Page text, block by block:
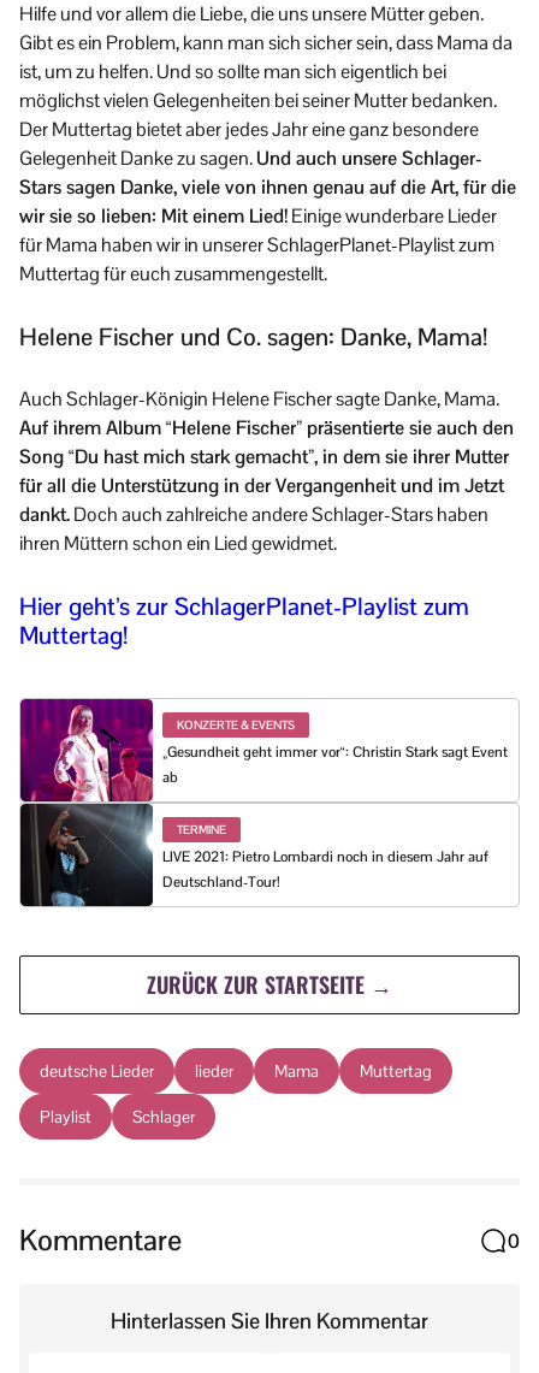
Hilfe und vor allem die Liebe, die uns unsere Mütter geben.
Gibt es ein Problem, kann man sich sicher sein, dass Mama da
ist, um zu helfen. Und so sollte man sich eigentlich bei
möglichst vielen Gelegenheiten bei seiner Mutter bedanken.
Der Muttertag bietet aber jedes Jahr eine ganz besondere
Gelegenheit Danke zu sagen.Und auch unsere Schlager-
Stars sagen Danke, viele von ihnen genau auf die Art, für die
wir sie so lieben: Mit einem Lied!Einige wunderbare Lieder
für Mama haben wir in unserer SchlagerPlanet-Playlist zum
Muttertag für euch zusammengestellt.
Helene Fischer und Co. sagen: Danke, Mama!
Auch Schlager-Königin Helene Fischer sagte Danke, Mama.
Auf ihrem Album “Helene Fischer” präsentierte sie auch den
Song “Du hast mich stark gemacht”, in dem sie ihrer Mutter
für all die Unterstützung in der Vergangenheit und im Jetzt
dankt.Doch auch zahlreiche andere Schlager-Stars haben
ihren Müttern schon ein Lied gewidmet.
Hier geht’s zur SchlagerPlanet-Playlist zum
Muttertag!
KONZERTE & EVENTS
„Gesundheit geht immer vor“: Christin Stark sagt Event
ab
TERMINE
LIVE 2021: Pietro Lombardi noch in diesem Jahr auf
Deutschland-Tour!
ZURÜCK ZUR STARTSEITE →
deutsche Lieder lieder Mama Muttertag
Playlist Schlager
Kommentare 0
Hinterlassen Sie Ihren Kommentar